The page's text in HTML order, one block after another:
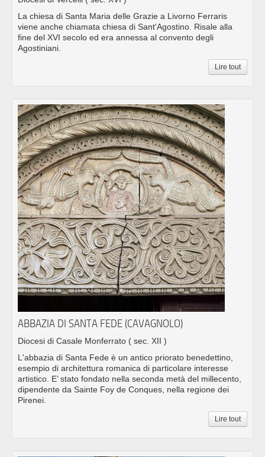
La chiesa di Santa Maria delle Grazie a Livorno Ferraris
viene anche chiamata chiesa di Sant'Agostino. Risale alla
fine del XVI secolo ed era annessa al convento degli
Agostiniani.
Lire tout
ABBAZIA DI SANTA FEDE (CAVAGNOLO)
Diocesi di Casale Monferrato ( sec. XII )
L'abbazia di Santa Fede è un antico priorato benedettino,
esempio di architettura romanica di particolare interesse
artistico. E’ stato fondato nella seconda metà del millecento,
dipendente da Sainte Foy de Conques, nella regione dei
Pirenei.
Lire tout